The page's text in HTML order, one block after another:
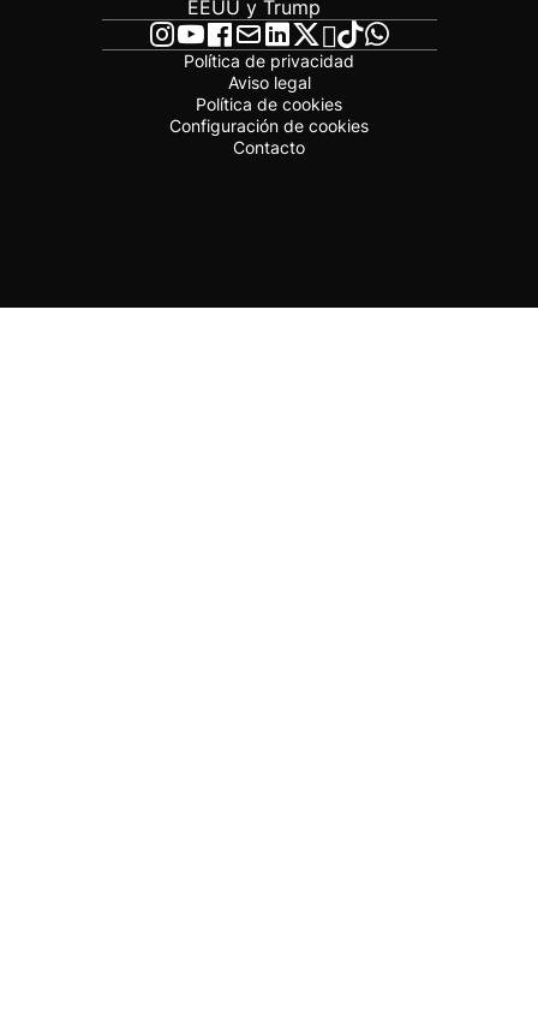
EEUU y Trump
Política de privacidad
Aviso legal
Política de cookies
Configuración de cookies
Contacto